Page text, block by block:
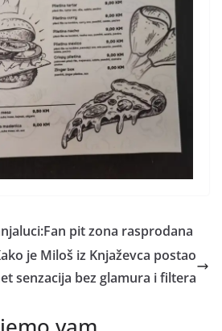
pit zona rasprodana
je Miloš iz Knjaževca postao
senzacija bez glamura i filtera